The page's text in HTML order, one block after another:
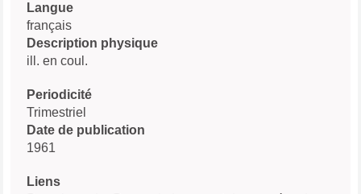
Langue
français
Description physique
ill. en coul.
Periodicité
Trimestriel
Date de publication
1961
Liens